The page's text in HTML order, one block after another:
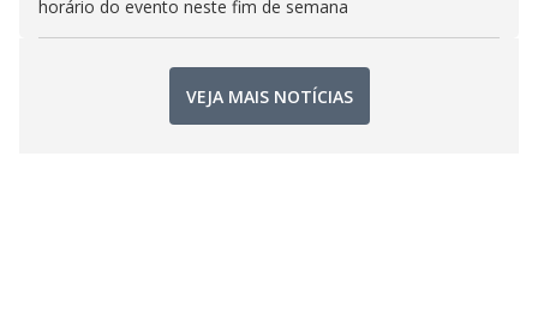
horário do evento neste fim de semana
VEJA MAIS NOTÍCIAS